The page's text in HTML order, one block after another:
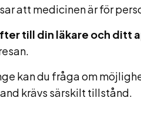
att medicinen är för
till din läkare och ditt
kan du fråga om
krävs särskilt tillstånd.